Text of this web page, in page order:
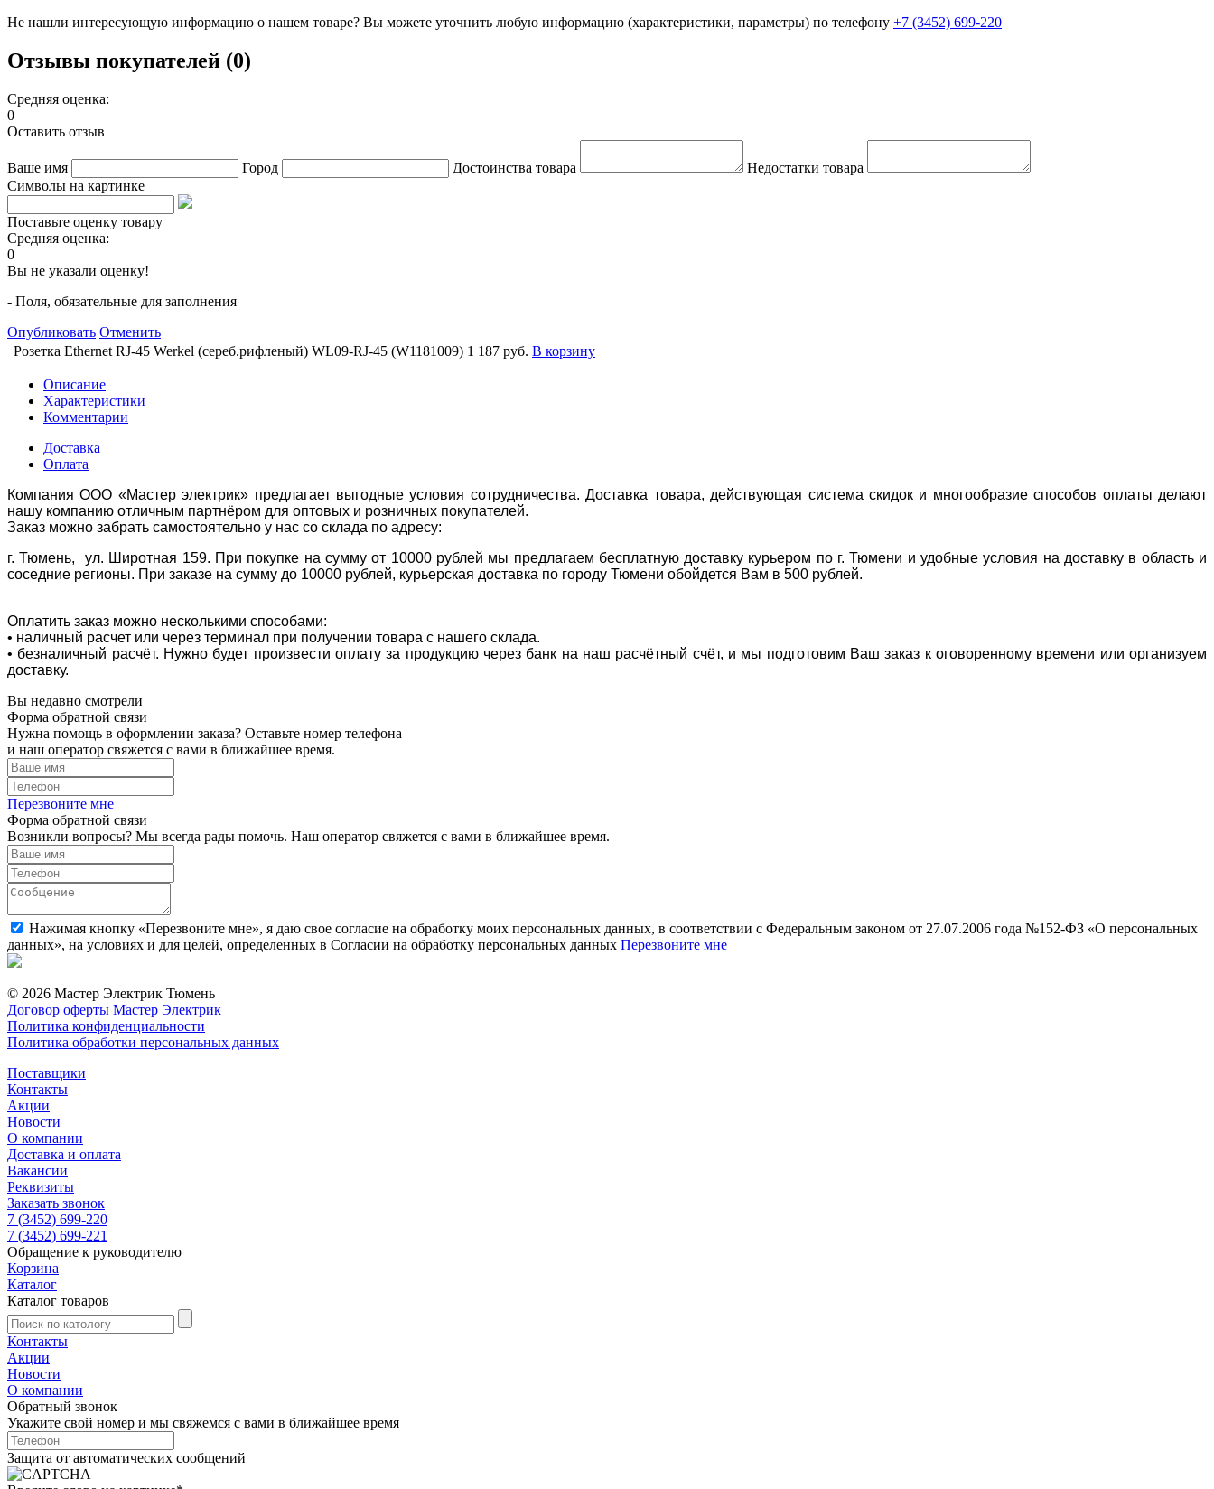
Не нашли интересующую информацию о нашем товаре? Вы можете уточнить любую информацию (характеристики, параметры) по телефону +7 (3452) 699-220
Отзывы покупателей (0)
Средняя оценка:
0
Оставить отзыв
Ваше имя Город Достоинства товара
Недостатки товара
Символы на картинке
Поставьте оценку товару
Средняя оценка:
0
Вы не указали оценку!
- Поля, обязательные для заполнения
Опубликовать Отменить
Розетка Ethernet RJ-45 Werkel (сереб.рифленый) WL09-RJ-45 (W1181009) 1 187 руб. В корзину
Описание
Характеристики
Комментарии
Доставка
Оплата
Компания ООО «Мастер электрик» предлагает выгодные условия сотрудничества. Доставка товара, действующая система скидок и многообразие способов оплаты делают
нашу компанию отличным партнёром для оптовых и розничных покупателей.
Заказ можно забрать самостоятельно у нас со склада по адресу:
г. Тюмень, ул. Широтная 159. При покупке на сумму от 10000 рублей мы предлагаем бесплатную доставку курьером по г. Тюмени и удобные условия на доставку в область и
соседние регионы. При заказе на сумму до 10000 рублей, курьерская доставка по городу Тюмени обойдется Вам в 500 рублей.
Оплатить заказ можно несколькими способами:
• наличный расчет или через терминал при получении товара с нашего склада.
• безналичный расчёт. Нужно будет произвести оплату за продукцию через банк на наш расчётный счёт, и мы подготовим Ваш заказ к оговоренному времени или организуем
доставку.
Вы недавно смотрели
Форма обратной связи
Нужна помощь в оформлении заказа? Оставьте номер телефона
и наш оператор свяжется с вами в ближайшее время.
Перезвоните мне
Форма обратной связи
Возникли вопросы? Мы всегда рады помочь. Наш оператор свяжется с вами в ближайшее время.
Нажимая кнопку «Перезвоните мне», я даю свое согласие на обработку моих персональных данных, в соответствии с Федеральным законом от 27.07.2006 года №152-ФЗ «О персональных
данных», на условиях и для целей, определенных в Согласии на обработку персональных данных Перезвоните мне
© 2026 Мастер Электрик Тюмень
Договор оферты Мастер Электрик
Политика конфиденциальности
Политика обработки персональных данных
Поставщики
Контакты
Акции
Новости
О компании
Доставка и оплата
Вакансии
Реквизиты
Заказать звонок
7 (3452) 699-220
7 (3452) 699-221
Обращение к руководителю
Корзина
Каталог
Каталог товаров
Контакты
Акции
Новости
О компании
Обратный звонок
Укажите свой номер и мы свяжемся с вами в ближайшее время
Защита от автоматических сообщений